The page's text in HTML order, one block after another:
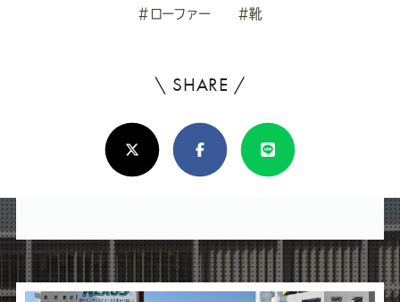
#ローファー
#靴
\ SHARE /
ろ
し
け
ば
シ
X(Twitter)FacebookLine